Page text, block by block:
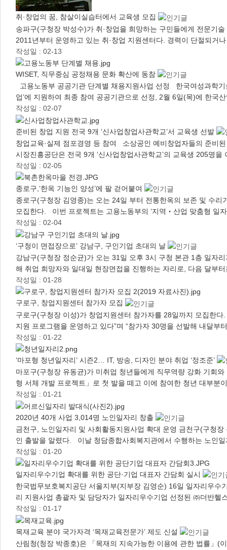
취·창업의 꿈, 참살이실습터에서 교육생 모집
송파구(구청장 박성수)가 취·창업을 희망하는 구민들에게 전문기
2011년부터 운영하고 있는 취·창업 지원센터다. 경력이 단절되거
작성일 : 02-13
WISET, 직무중심 공정채용 문화 확산에 동참
고용노동부 공공기관 단계별 채용지원사업 선정 한국여성과학
업’에 지원하여 최종 참여 공공기관으로 선정, 2월 6일(목)에 한국
작성일 : 02-07
준비된 창업 지원 전국 9개 ‘신사업창업사관학교’서 교육생 선발
창업교육·실제 점포경영 등 참여 소상공인 예비창업자들의 준비
시장진흥공단은 전국 9개 ‘신사업창업사관학교’의 교육생 205명
작성일 : 02-05
종로구,‘한옥 기능인 양성’에 팔 걷어붙여
종로구(구청장 김영종)는 오는 24일 부터 전통한옥의 보존 및 수
모집한다. 이번 프로젝트는 고용노동부의 ‘지역‧산업 맞춤형 일
작성일 : 02-04
‘구청이 면접장으로’ 강남구, 구인기업 초대의 날
강남구(구청장 정순균)가 오는 31일 오후 3시 구청 본관 1층 일자
해 취업 희망자와 일대일 현장면접을 진행하는 자리로, 다음 달부
작성일 : 01-28
구로구, 창업지원센터 참가자 모집
구로구(구청장 이성)가 창업지원센터 참가자를 28일까지 모집한
지원 프로그램을 운영하고 있다”며 “참가자 30명을 선발해 내달
작성일 : 01-22
‘마포형 청년일자리’ 시즌2… IT, 방송, 디자인 분야 취업 ‘정조준’
마포구(구청장 유동균)가 미취업 청년들에게 직무역량 강화 기회
형 서체 개발 프로젝트」로 첫 발을 떼고 이에 참여한 청년 대부분
작성일 : 01-21
2020년 40개 사업 3,014명 노인일자리 창출
금천구, 노인일자리 및 사회활동지원사업 확대 운영 금천구(구청
인 출발을 알렸다. 이날 청담종합사회복지관에서 수행하는 노인
작성일 : 01-20
일자리우수기업 확대를 위한 공단·기업 대표자 간담회 실시
한국법무보호복지공단 서울지부(지부장 김영순) 16일 일자리우
리 지원사업 총괄자 및 담당자가 일자리우수기업 선정된 ㈜더반
작성일 : 01-17
목재교육 분야 국가자격 ‘목재교육전문가’ 제도 신설
산림청(청장 박종호)은 「목재의 지속가능한 이용에 관한 법률」(